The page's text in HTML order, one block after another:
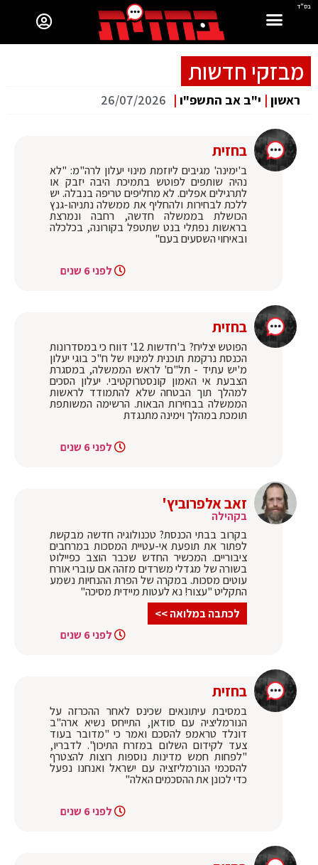
בס"ד
מבזקי חדשות
ראשון | י"ב אב התשפ"ו |
26/07/2026
בחזית
ב'ימינה' מגיבים ליוזמת מינוי יעלון לרה"מ: "לא
נהיה שותפים לפוטש בתמיכת היבה יזבק או
לתרגילים אפלים. לא מחליפים טריפה בנבלה. יש
ללכת לבחירות ולהחליף את ממשלה נתניהו-גנץ
הכושלת בממשלה חדשה, רחבה ונמרצת
בראשות נפתלי בנט שתטפל בקורונה, בכלכלה
ובאיחוי השסעים בעם"
לפני 6 שנים
בחזית
הפוטש יצליח? ב'חדשות 12' דווח כי במסדרונות
הכנסת נרקמת תוכנית למינויו של ח"כ בוגי יעלון
מ'יש עתיד - תל"ם' לראש הממשלה, במסגרת
הצבעת אי האמון קונסטרוקטיבי. יעלון הסכים
למהלך תוך הבטחה שלא להתמודד לראשות
הממשלה בבחירות הבאות. הרשימה המשותפת
תומכת במהלך וימינה מתנגדת
לפני 6 שנים
זאב אלפרוביץ'
בקהילה
בקרוב בבתי הכנסת? טכנולוגיה חדשה מבקשת
לפתור את תופעת אי-עטיית המסכות במרחבים
ציבוריים. המכשיר החדש שכבר הוצב כפיילוט
בשורה של מגדלי משרדים מזהה אם עוברי אורח
עוטים מסכות. במקרה של הפרת ההנחיות נשמע
התקליט "עצור! נא לעטות מיידית מסיכה"
לכתבה במלואה >>
לפני 6 שנים
בחזית
במסיבת עיתונאים שכינס לאחר ההכרזה על
הנורמליציה עם סודאן, התייחס נשיא ארה"ב
דונלד טראמפ להסכם ואמר כי "מדובר בעוד
צעד לקידום השלום במזרח התיכון". לדבריו,
"לפחות חמש מדינות נוספות רוצות להצטרף
להסכמי הנורמליזציה עם ישראל ואנחנו נפעל
כדי לכונן את ההסכמים האלה"
לפני 6 שנים